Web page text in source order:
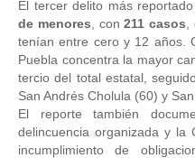
El tercer delito más
de menores , con 211 casos
tenían entre cero y 12 años.
Puebla concentra la mayor
tercio del total estatal,
San Andrés Cholula (60) y
El reporte también
delincuencia organizada y la
incumplimiento de